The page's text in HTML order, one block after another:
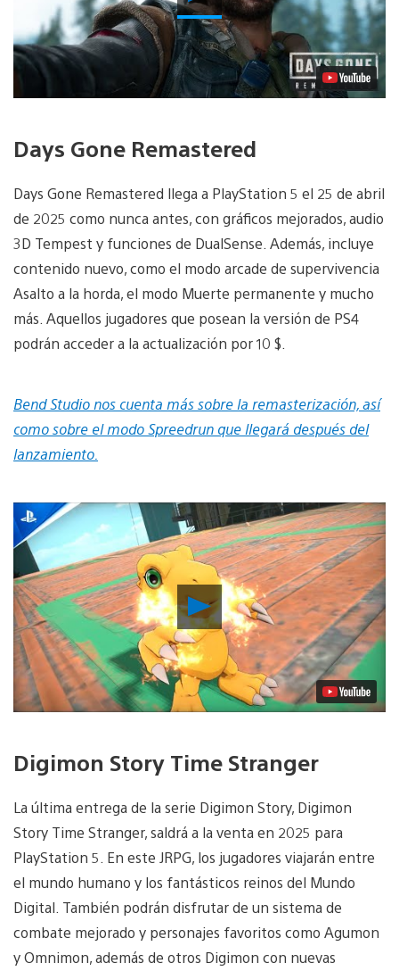
Days Gone Remastered
Days Gone Remastered llega a PlayStation 5 el 25 de abril
de 2025 como nunca antes, con gráficos mejorados, audio
3D Tempest y funciones de DualSense. Además, incluye
contenido nuevo, como el modo arcade de supervivencia
Asalto a la horda, el modo Muerte permanente y mucho
más. Aquellos jugadores que posean la versión de PS4
podrán acceder a la actualización por 10 $.
Bend Studio nos cuenta más sobre la remasterización, así
como sobre el modo Spreedrun que llegará después del
lanzamiento.
Reproducir
vídeo
Digimon Story Time Stranger
La última entrega de la serie Digimon Story, Digimon
Story Time Stranger, saldrá a la venta en 2025 para
PlayStation 5. En este JRPG, los jugadores viajarán entre
el mundo humano y los fantásticos reinos del Mundo
Digital. También podrán disfrutar de un sistema de
combate mejorado y personajes favoritos como Agumon
y Omnimon, además de otros Digimon con nuevas